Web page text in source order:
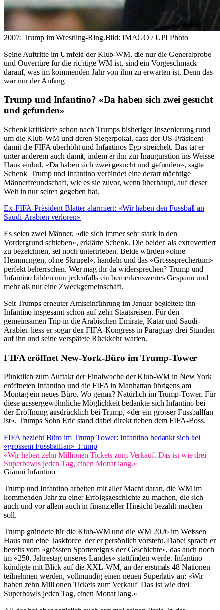
2007: Trump im Wrestling-Ring.Bild: IMAGO / UPI Photo
Seine Auftritte im Umfeld der Klub-WM, die nur die Generalprobe
und Ouvertüre für die richtige WM ist, sind ein Vorgeschmack
darauf, was im kommenden Jahr von ihm zu erwarten ist. Denn das
war nur der Anfang.
Trump und Infantino? «Da haben sich zwei gesucht
und gefunden»
Schenk kritisierte schon nach Trumps bisheriger Inszenierung rund
um die Klub-WM und deren Siegerpokal, dass der US-Präsident
damit die FIFA überhöht und Infantinos Ego streichelt. Das tat er
unter anderem auch damit, indem er ihn zur Inauguration ins Weisse
Haus einlud. «Da haben sich zwei gesucht und gefunden», sagte
Schenk. Trump und Infantino verbindet eine derart mächtige
Männerfreundschaft, wie es sie zuvor, wenn überhaupt, auf dieser
Welt in nur selten gegeben hat.
Ex-FIFA-Präsident Blatter alarmiert: «Wir haben den Fussball an
Saudi-Arabien verloren»
Es seien zwei Männer, «die sich immer sehr stark in den
Vordergrund schieben», erklärte Schenk. Die beiden als extrovertiert
zu bezeichnen, sei noch untertrieben. Beide würden «ohne
Hemmungen, ohne Skrupel», handeln und das «Grosssprechertum»
perfekt beherrschen. Wer mag ihr da widersprechen? Trump und
Infantino bilden nun jedenfalls ein bemerkenswertes Gespann und
mehr als nur eine Zweckgemeinschaft.
Seit Trumps erneuter Amtseinführung im Januar begleitete ihn
Infantino insgesamt schon auf zehn Staatsreisen. Für den
gemeinsamen Trip in die Arabischen Emirate, Katar und Saudi-
Arabien liess er sogar den FIFA-Kongress in Paraguay drei Stunden
auf ihn und seine verspätete Rückkehr warten.
FIFA eröffnet New-York-Büro im Trump-Tower
Pünktlich zum Auftakt der Finalwoche der Klub-WM in New York
eröffneten Infantino und die FIFA in Manhattan übrigens am
Montag ein neues Büro. Wo genau? Natürlich im Trump-Tower. Für
diese aussergewöhnliche Möglichkeit bedankte sich Infantino bei
der Eröffnung ausdrücklich bei Trump, «der ein grosser Fussballfan
ist». Trumps Sohn Eric stand dabei direkt neben dem FIFA-Boss.
FIFA bezieht Büro im Trump Tower: Infantino bedankt sich bei
«grossem Fussballfan» Trump
«Wir haben zehn Millionen Tickets zum Verkauf. Das ist wie drei
Superbowls jeden Tag, einen Monat lang.»
Gianni Infantino
Trump und Infantino arbeiten mit aller Macht daran, die WM im
kommenden Jahr zu einer Erfolgsgeschichte zu machen, die sich
auch und vor allem auch in finanzieller Hinsicht bezahlt machen
soll.
Trump gründete für die Klub-WM und die WM 2026 im Weissen
Haus nun eine Taskforce, der er persönlich vorsteht. Dabei sprach er
bereits vom «grössten Sportereignis der Geschichte», das auch noch
im «250. Jahrestag unseres Landes» stattfinden werde. Infantino
kündigte mit Blick auf die XXL-WM, an der erstmals 48 Nationen
teilnehmen werden, vollmundig einen neuen Superlativ an: «Wir
haben zehn Millionen Tickets zum Verkauf. Das ist wie drei
Superbowls jeden Tag, einen Monat lang.»